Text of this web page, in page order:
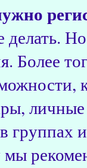
Более